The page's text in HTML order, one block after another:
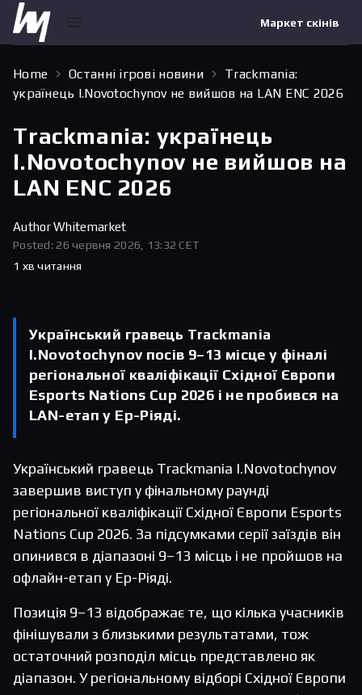
Маркет скінів
Home Останні ігрові новини
Trackmania:
українець I.Novotochynov не вийшов на LAN ENC 2026
Trackmania: українець
I.Novotochynov не вийшов на
LAN ENC 2026
AuthorWhitemarket
Posted: 26 червня 2026, 13:32 CET
1 хв читання
Український гравець Trackmania
I.Novotochynov посів 9–13 місце у фіналі
регіональної кваліфікації Східної Європи
Esports Nations Cup 2026 і не пробився на
LAN-етап у Ер-Ріяді.
Український гравець Trackmania I.Novotochynov
завершив виступ у фінальному раунді
регіональної кваліфікації Східної Європи Esports
Nations Cup 2026. За підсумками серії заїздів він
опинився в діапазоні 9–13 місць і не пройшов на
офлайн-етап у Ер-Ріяді.
Позиція 9–13 відображає те, що кілька учасників
фінішували з близькими результатами, тож
остаточний розподіл місць представлено як
діапазон. У регіональному відборі Східної Європи